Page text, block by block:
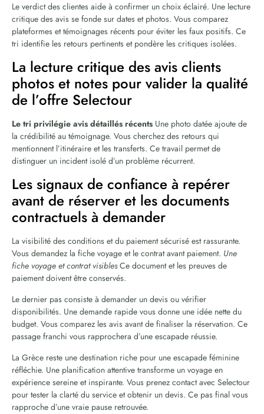
Le verdict des clientes aide à confirmer un choix éclairé. Une lecture
critique des avis se fonde sur dates et photos. Vous comparez
plateformes et témoignages récents pour éviter les faux positifs. Ce
tri identifie les retours pertinents et pondère les critiques isolées.
La lecture critique des avis clients
photos et notes pour valider la qualité
de l’offre Selectour
Le tri privilégie avis détaillés récents Une photo datée ajoute de
la crédibilité au témoignage. Vous cherchez des retours qui
mentionnent l’itinéraire et les transferts. Ce travail permet de
distinguer un incident isolé d’un problème récurrent.
Les signaux de confiance à repérer
avant de réserver et les documents
contractuels à demander
La visibilité des conditions et du paiement sécurisé est rassurante.
Vous demandez la fiche voyage et le contrat avant paiement. Une
fiche voyage et contrat visiblesCe document et les preuves de
paiement doivent être conservés.
Le dernier pas consiste à demander un devis ou vérifier
disponibilités. Une demande rapide vous donne une idée nette du
budget. Vous comparez les avis avant de finaliser la réservation. Ce
passage franchi vous rapprochera d’une escapade réussie.
La Grèce reste une destination riche pour une escapade féminine
réfléchie. Une planification attentive transforme un voyage en
expérience sereine et inspirante. Vous prenez contact avec Selectour
pour tester la clarté du service et obtenir un devis. Ce pas final vous
rapproche d’une vraie pause retrouvée.